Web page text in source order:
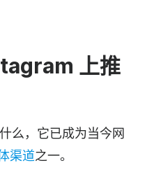
上推
么，它已成为当今网
渠道之一。